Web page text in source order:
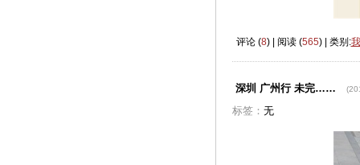
评论 (8) | 阅读 (565) | 类别:
深圳 广州行 未完……
标签： 无